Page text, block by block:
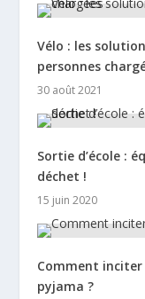
Vélo : les
personnes
30 août 2021
Sortie d’école :
déchet !
15 juin 2020
Comment
pyjama ?